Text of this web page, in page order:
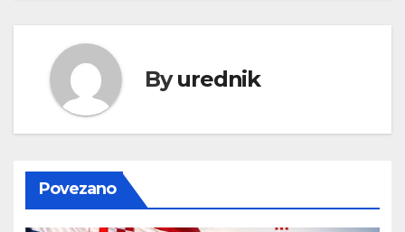
Byurednik
Povezano